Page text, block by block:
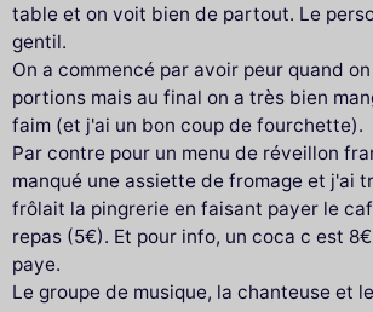
table et on voit bien de partout. Le
gentil.
On a commencé par avoir peur quand
portions mais au final on a très bien
faim (et j'ai un bon coup de fourchette).
Par contre pour un menu de réveillon
manqué une assiette de fromage et j'ai
frôlait la pingrerie en faisant payer le
repas (5€). Et pour info, un coca c est
paye.
Le groupe de musique, la chanteuse et